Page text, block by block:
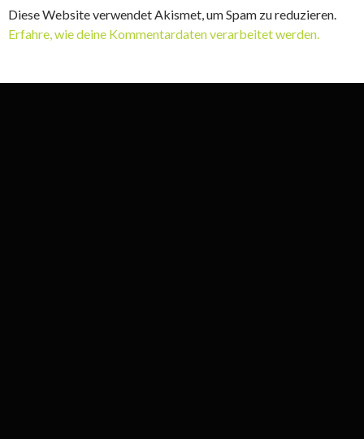
Diese Website verwendet Akismet, um Spam zu reduzieren.
Erfahre, wie deine Kommentardaten verarbeitet werden.